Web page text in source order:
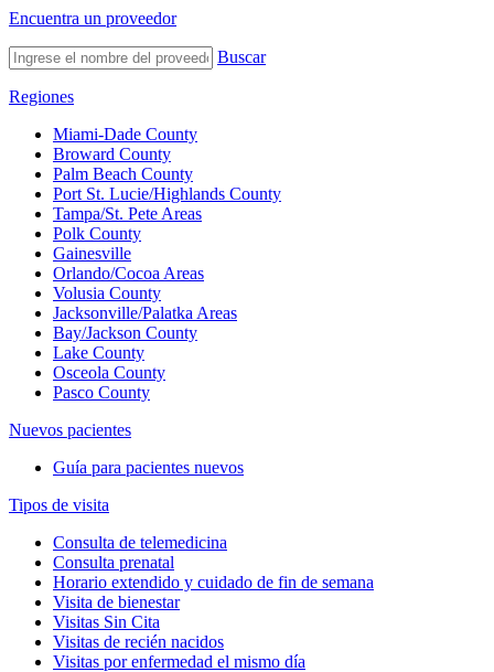
Encuentra un proveedor
Buscar
Regiones
Miami-Dade County
Broward County
Palm Beach County
Port St. Lucie/Highlands County
Tampa/St. Pete Areas
Polk County
Gainesville
Orlando/Cocoa Areas
Volusia County
Jacksonville/Palatka Areas
Bay/Jackson County
Lake County
Osceola County
Pasco County
Nuevos pacientes
Guía para pacientes nuevos
Tipos de visita
Consulta de telemedicina
Consulta prenatal
Horario extendido y cuidado de fin de semana
Visita de bienestar
Visitas Sin Cita
Visitas de recién nacidos
Visitas por enfermedad el mismo día